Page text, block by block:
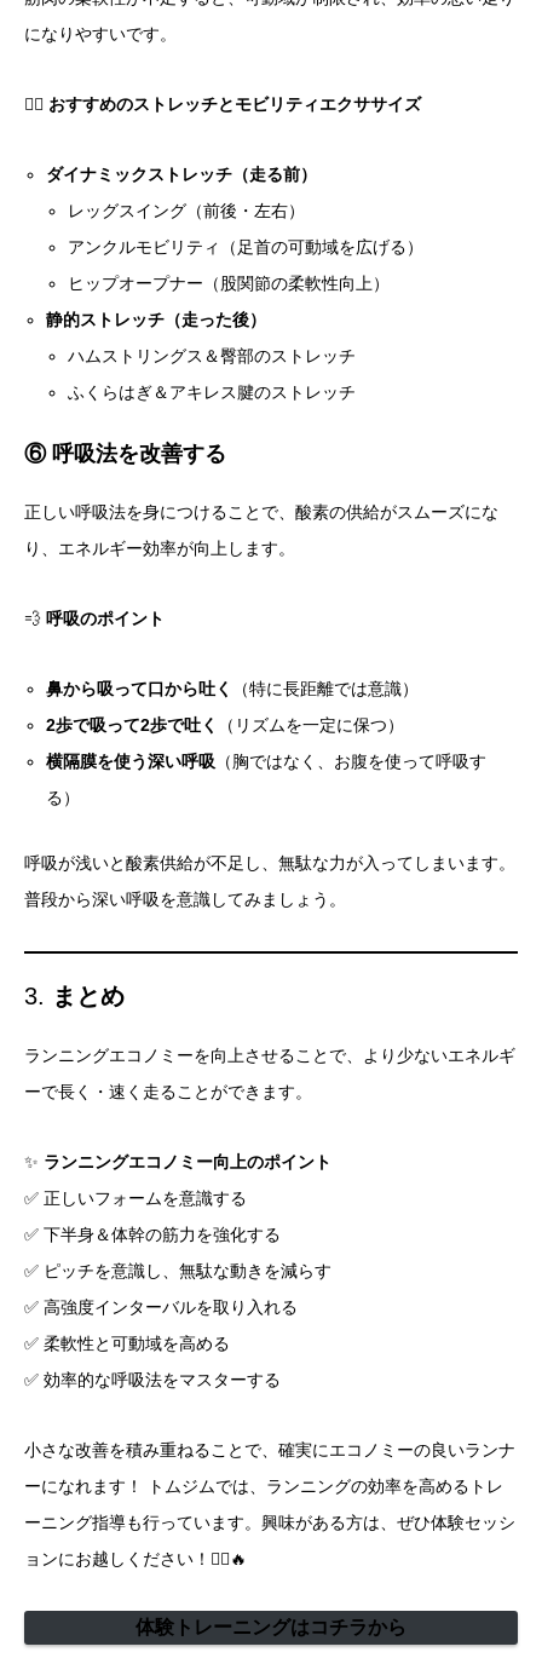
になりやすいです。
🧘‍♂️ おすすめのストレッチとモビリティエクササイズ
ダイナミックストレッチ（走る前）
レッグスイング（前後・左右）
アンクルモビリティ（足首の可動域を広げる）
ヒップオープナー（股関節の柔軟性向上）
静的ストレッチ（走った後）
ハムストリングス＆臀部のストレッチ
ふくらはぎ＆アキレス腱のストレッチ
⑥ 呼吸法を改善する
正しい呼吸法を身につけることで、酸素の供給がスムーズにな
り、エネルギー効率が向上します。
💨 呼吸のポイント
鼻から吸って口から吐く
（特に長距離では意識）
2歩で吸って2歩で吐く
（リズムを一定に保つ）
横隔膜を使う深い呼吸 （胸ではなく、お腹を使って呼吸す
る）
呼吸が浅いと酸素供給が不足し、無駄な力が入ってしまいます。
普段から深い呼吸を意識してみましょう。
3. まとめ
ランニングエコノミーを向上させることで、より少ないエネルギ
ーで長く・速く走ることができます。
✨ ランニングエコノミー向上のポイント
✅ 正しいフォームを意識する
✅ 下半身＆体幹の筋力を強化する
✅ ピッチを意識し、無駄な動きを減らす
✅ 高強度インターバルを取り入れる
✅ 柔軟性と可動域を高める
✅ 効率的な呼吸法をマスターする
小さな改善を積み重ねることで、確実にエコノミーの良いランナ
ーになれます！ トムジムでは、ランニングの効率を高めるトレ
ーニング指導も行っています。興味がある方は、ぜひ体験セッシ
ョンにお越しください！🏃‍♂️🔥
体験トレーニングはコチラから